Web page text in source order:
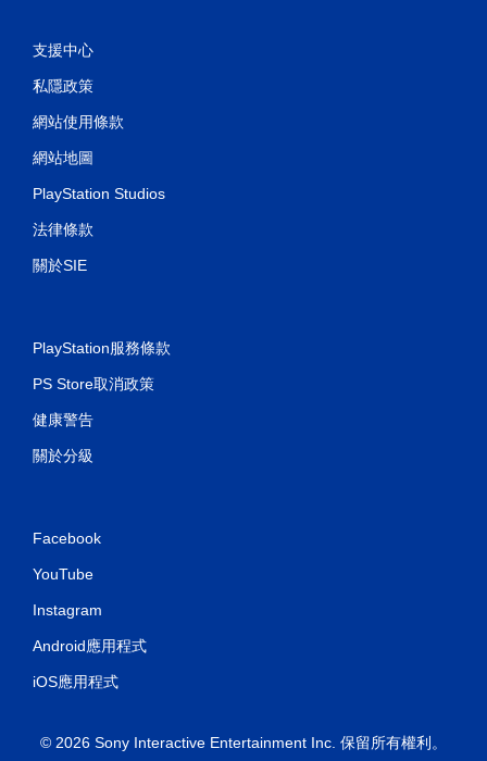
支援中心
私隱政策
網站使用條款
網站地圖
PlayStation Studios
法律條款
關於SIE
PlayStation服務條款
PS Store取消政策
健康警告
關於分級
Facebook
YouTube
Instagram
Android應用程式
iOS應用程式
© 2026 Sony Interactive Entertainment Inc. 保留所有權利。